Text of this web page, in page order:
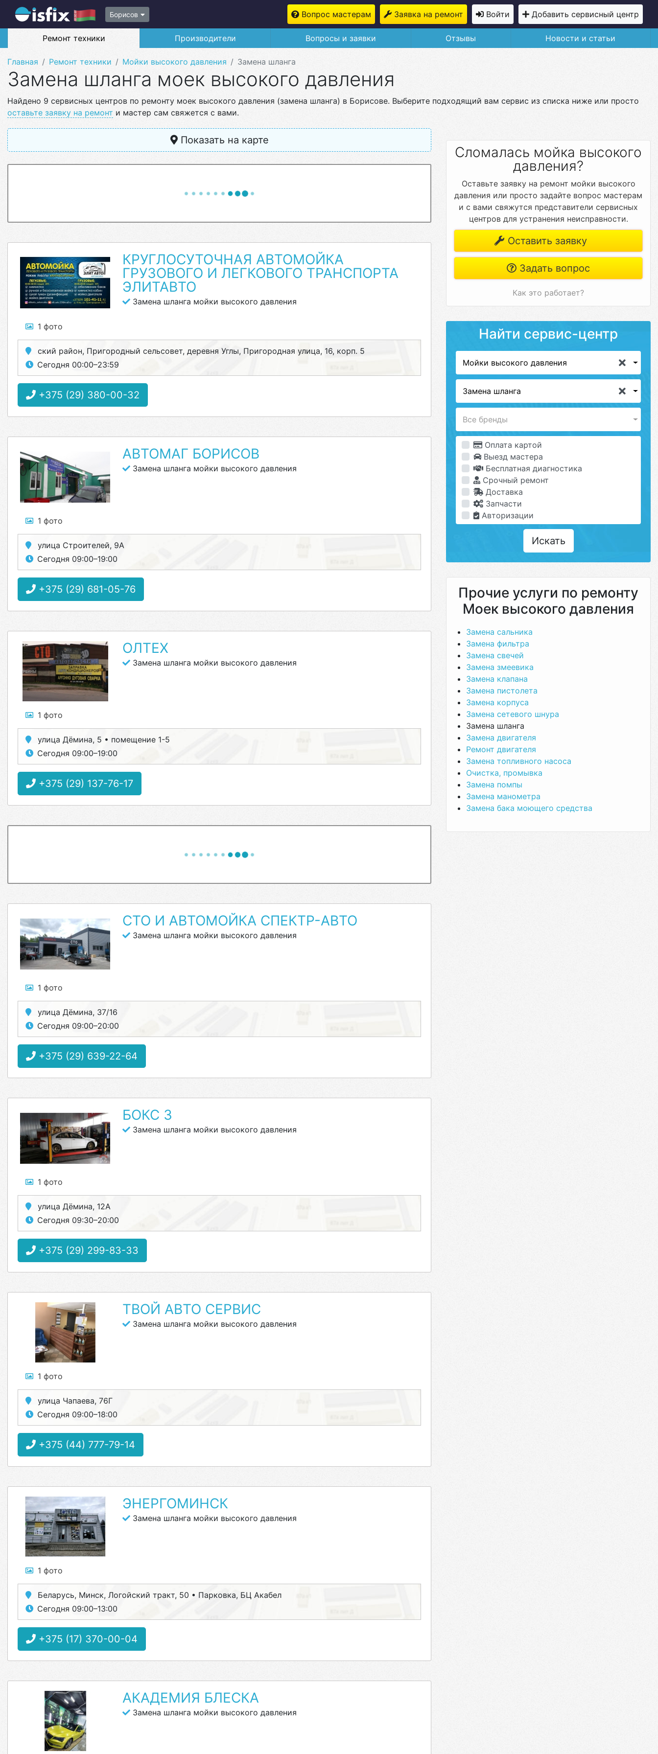
Борисов Вопрос мастерам Заявка на ремонт Войти Добавить сервисный центр
Ремонт техники Производители Вопросы и заявки Отзывы Новости и статьи
Главная Ремонт техники Мойки высокого давления Замена шланга
Замена шланга моек высокого давления
Найдено 9 сервисных центров по ремонту моек высокого давления (замена шланга) в Борисове. Выберите подходящий вам сервис из списка ниже или просто
оставьте заявку на ремонт и мастер сам свяжется с вами.
Показать на карте
1 фото
КРУГЛОСУТОЧНАЯ АВТОМОЙКА
ГРУЗОВОГО И ЛЕГКОВОГО ТРАНСПОРТА
ЭЛИТАВТО
Замена шланга мойки высокого давления
ский район, Пригородный сельсовет, деревня Углы, Пригородная улица, 16, корп. 5
Сегодня 00:00–23:59
+375 (29) 380-00-32
1 фото
АВТОМАГ БОРИСОВ
Замена шланга мойки высокого давления
улица Строителей, 9А
Сегодня 09:00–19:00
+375 (29) 681-05-76
1 фото
ОЛТЕХ
Замена шланга мойки высокого давления
улица Дёмина, 5 • помещение 1-5
Сегодня 09:00–19:00
+375 (29) 137-76-17
1 фото
СТО И АВТОМОЙКА СПЕКТР-АВТО
Замена шланга мойки высокого давления
улица Дёмина, 37/16
Сегодня 09:00–20:00
+375 (29) 639-22-64
1 фото
БОКС 3
Замена шланга мойки высокого давления
улица Дёмина, 12А
Сегодня 09:30–20:00
+375 (29) 299-83-33
1 фото
ТВОЙ АВТО СЕРВИС
Замена шланга мойки высокого давления
улица Чапаева, 76Г
Сегодня 09:00–18:00
+375 (44) 777-79-14
1 фото
ЭНЕРГОМИНСК
Замена шланга мойки высокого давления
Беларусь, Минск, Логойский тракт, 50 • Парковка, БЦ Акабел
Сегодня 09:00–13:00
+375 (17) 370-00-04
АКАДЕМИЯ БЛЕСКА
Замена шланга мойки высокого давления
Сломалась мойка высокого
давления?
Оставьте заявку на ремонт мойки высокого
давления или просто задайте вопрос мастерам
и с вами свяжутся представители сервисных
центров для устранения неисправности.
Оставить заявку
Задать вопрос
Как это работает?
Найти сервис-центр
Мойки высокого давления
Замена шланга
Все бренды
Оплата картой
Выезд мастера
Бесплатная диагностика
Срочный ремонт
Доставка
Запчасти
Авторизации
Искать
Прочие услуги по ремонту
Моек высокого давления
Замена сальника
Замена фильтра
Замена свечей
Замена змеевика
Замена клапана
Замена пистолета
Замена корпуса
Замена сетевого шнура
Замена шланга
Замена двигателя
Ремонт двигателя
Замена топливного насоса
Очистка, промывка
Замена помпы
Замена манометра
Замена бака моющего средства